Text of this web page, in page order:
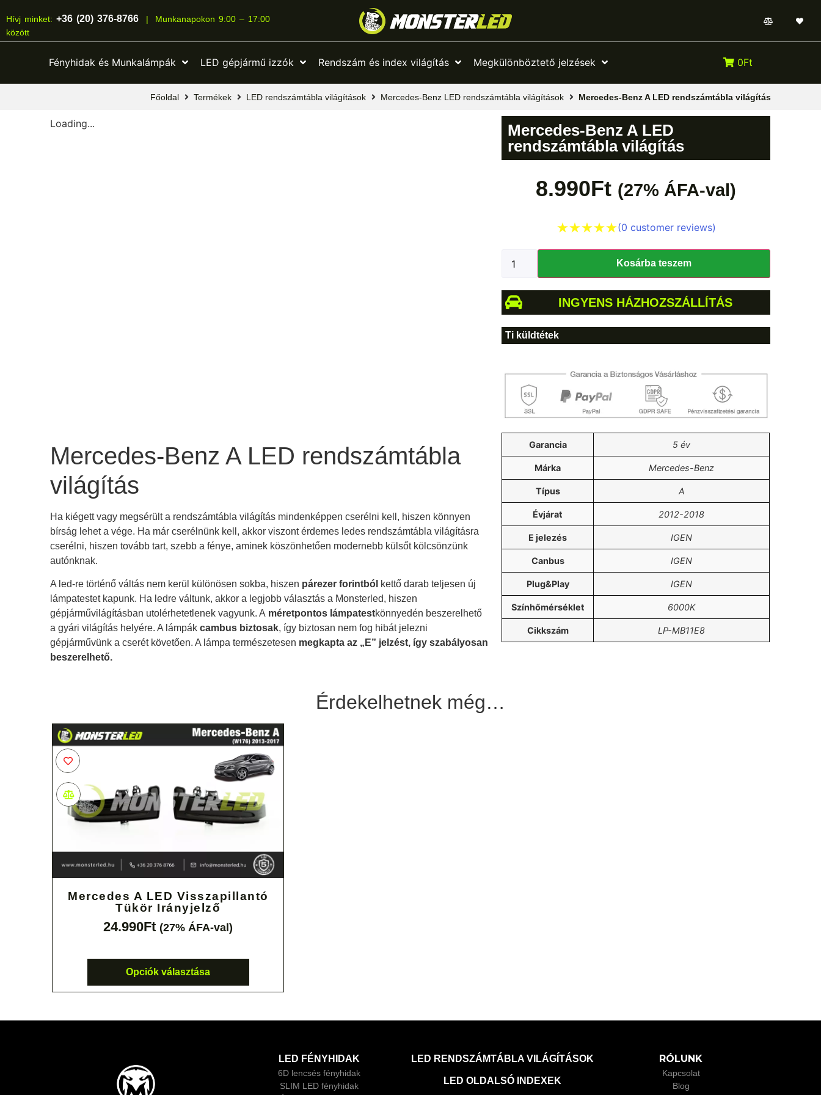
Hívj minket: +36 (20) 376-8766|
Munkanapokon 9:00 – 17:00
között
Fényhidak és Munkalámpák LED gépjármű izzók Rendszám és index világítás Megkülönböztető jelzések 0Ft
Főoldal Termékek LED rendszámtábla világítások Mercedes-Benz LED rendszámtábla világítások Mercedes-Benz A LED rendszámtábla világítás
Loading...
Mercedes-Benz A LED rendszámtábla
világítás
Ha kiégett vagy megsérült a rendszámtábla világítás mindenképpen cserélni kell, hiszen könnyen
bírság lehet a vége. Ha már cserélnünk kell, akkor viszont érdemes ledes rendszámtábla világításra
cserélni, hiszen tovább tart, szebb a fénye, aminek köszönhetően modernebb külsőt kölcsönzünk
autónknak.
A led-re történő váltás nem kerül különösen sokba, hiszen párezer forintból kettő darab teljesen új
lámpatestet kapunk. Ha ledre váltunk, akkor a legjobb választás a Monsterled, hiszen
gépjárművilágításban utolérhetetlenek vagyunk. A méretpontos lámpatestkönnyedén beszerelhető
a gyári világítás helyére. A lámpák cambus biztosak, így biztosan nem fog hibát jelezni
gépjárművünk a cserét követően. A lámpa természetesen megkapta az „E” jelzést, így szabályosan
beszerelhető.
Mercedes-Benz A LED
rendszámtábla világítás
8.990Ft (27% ÁFA-val)
(0 customer reviews)
Kosárba teszem
INGYENS HÁZHOZSZÁLLÍTÁS
Ti küldtétek
Garancia 5 év
Márka Mercedes-Benz
Típus A
Évjárat 2012-2018
E jelezés IGEN
Canbus IGEN
Plug&Play IGEN
Színhőmérséklet 6000K
Cikkszám LP-MB11E8
Érdekelhetnek még…
Mercedes A LED Visszapillantó
Tükör Irányjelző
24.990Ft (27% ÁFA-val)
Opciók választása
LED FÉNYHIDAK
6D lencsés fényhidak
SLIM LED fényhidak
LED RENDSZÁMTÁBLA VILÁGÍTÁSOK
LED OLDALSÓ INDEXEK
RÓLUNK
Kapcsolat
Blog